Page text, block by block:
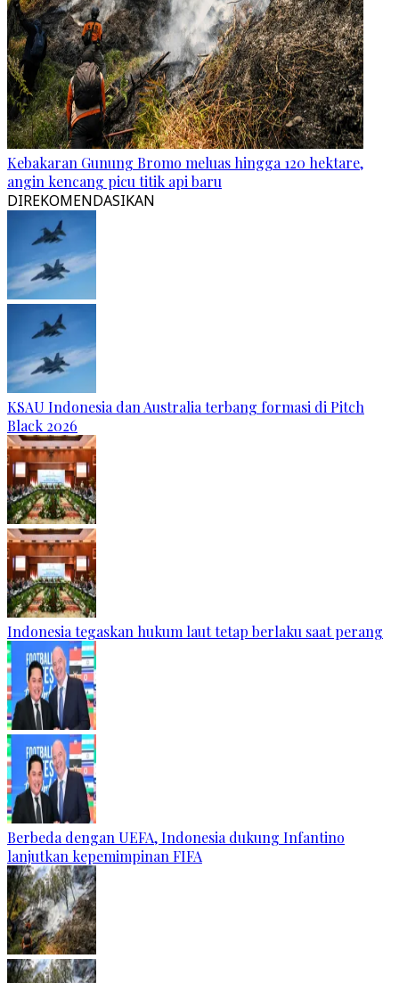
Kebakaran Gunung Bromo meluas hingga 120 hektare,
angin kencang picu titik api baru
DIREKOMENDASIKAN
KSAU Indonesia dan Australia terbang formasi di Pitch
Black 2026
Indonesia tegaskan hukum laut tetap berlaku saat perang
Berbeda dengan UEFA, Indonesia dukung Infantino
lanjutkan kepemimpinan FIFA